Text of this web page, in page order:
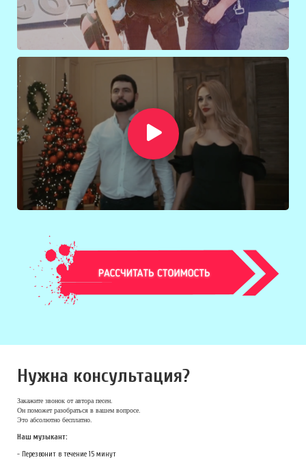
Нужна консультация?
Закажите звонок от автора песен.
Он поможет разобраться в вашем вопросе.
Это абсолютно бесплатно.
Наш музыкант:
- Перезвонит в течение 15 минут